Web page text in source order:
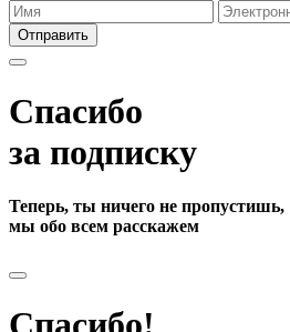
Отправить
Спасибо
за подписку
Теперь, ты ничего не пропустишь,
мы обо всем расскажем
Спасибо!